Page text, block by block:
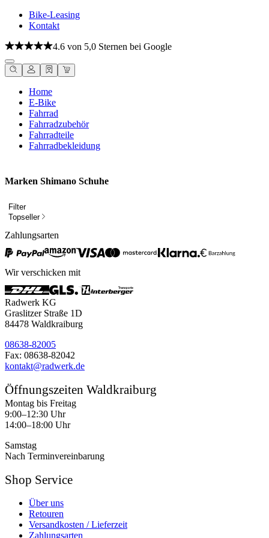
Bike-Leasing
Kontakt
4.6 von 5,0 Sternen bei Google
Home
E-Bike
Fahrrad
Fahrradzubehör
Fahrradteile
Fahrradbekleidung
Marken Shimano Schuhe
Filter
Topseller
Zahlungsarten
Wir verschicken mit
Radwerk KG
Graslitzer Straße 1D
84478 Waldkraiburg
08638-82005
Fax: 08638-82042
kontakt@radwerk.de
Öffnungszeiten Waldkraiburg
Montag bis Freitag
9:00–12:30 Uhr
14:00–18:00 Uhr
Samstag
Nach Terminvereinbarung
Shop Service
Über uns
Retouren
Versandkosten / Lieferzeit
Zahlungsarten